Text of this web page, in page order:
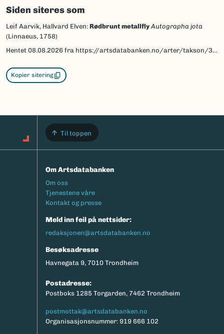
Siden siteres som
Leif Aarvik, Hallvard Elven: Rødbrunt metallfly Autographa jota
(Linnaeus, 1758)
Hentet 08.08.2026 fra https://artsdatabanken.no/arter/takson/30551/beskrivelse
Kopier sitering
Til toppen
Om Artsdatabanken
Footermeny
Om oss
Tjenestene våre
Kontakt og presse
Meld inn feil på nettsider:
redaksjonen@artsdatabanken.no
Besøksadresse
Havnegata 9, 7010 Trondheim
Postadresse:
Postboks 1285 Torgarden, 7462 Trondheim
postmottak@artsdatabanken.no
Organisasjonsnummer: 919 666 102